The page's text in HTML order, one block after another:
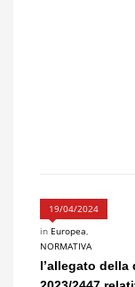
19/04/2024
in Europea,
NORMATIVA
l’allegato della